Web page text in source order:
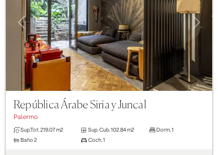
Previous Next
República Árabe Siria y Juncal
Palermo
Sup.Tot. 219.07 m2 Sup. Cub. 102.84 m2 Dorm. 1
Baño 2 Coch. 1